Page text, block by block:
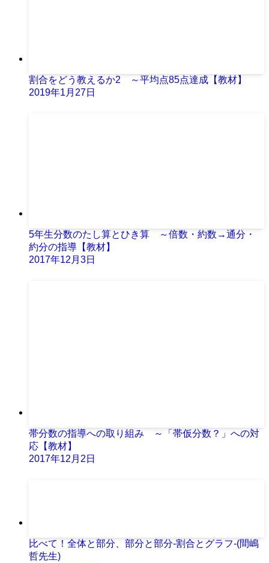
割合をどう教えるか2 ～平均点85点達成【教材】
2019年1月27日
5年生分数のたし算とひき算 ～倍数・約数→通分・
約分の指導【教材】
2017年12月3日
帯分数の指導への取り組み ～「帯仮分数？」への対
応【教材】
2017年12月2日
比べて！全体と部分、部分と部分‐割合とグラフ‐(間嶋
哲先生)